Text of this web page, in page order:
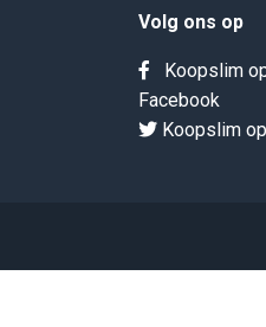
Volg ons op
Koopslim
Facebook
Koopslim